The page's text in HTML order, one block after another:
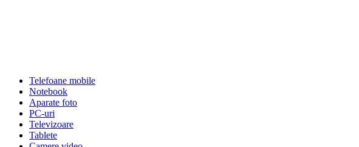
Telefoane mobile
Notebook
Aparate foto
PC-uri
Televizoare
Tablete